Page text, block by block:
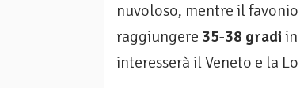
nuvoloso, mentre il
raggiungere 35-38 gradi in
interesserà il Veneto e la